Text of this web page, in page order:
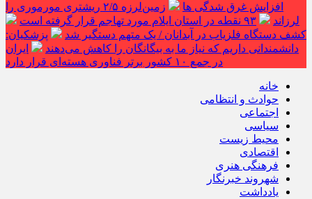
افزایش غرق شدگی ها
زمین‌لرزه ۲/۵ ریشتری مورموری را
لرزاند
۹۳ نقطه در استان ایلام مورد تهاجم قرار گرفته است
کشف دستگاه فلزیاب در آبدانان / یک متهم دستگیر شد
پزشکیان:
دانشمندانی داریم که نیاز ما به بیگانگان را کاهش می‌دهند
ایران
در جمع ۱۰ کشور برتر فناوری هسته‌ای قرار دارد
خانه
حوادث و انتظامی
اجتماعی
سیاسی
محیط زیست
اقتصادی
فرهنگی هنری
شهروند خبرنگار
یادداشت